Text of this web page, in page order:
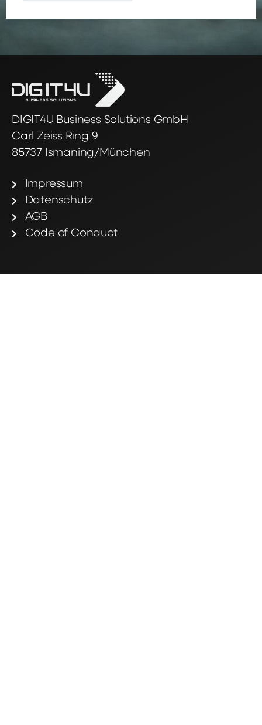
DIGIT4U Business Solutions GmbH
Carl Zeiss Ring 9
85737 Ismaning/München
Impressum
Datenschutz
AGB
Code of Conduct